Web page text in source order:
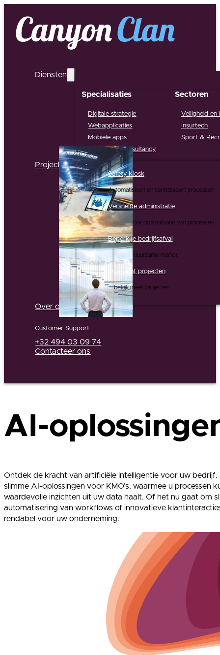
Diensten
Specialisaties
Digitale strategie
Webapplicaties
Mobiele apps
Support & Consultancy
Sectoren
Veiligheid en
Insurtech
Sport &
Projecten
Safety Kiosk
Automatiseert en centraliseert processen
Versnelde administratie
... en dit door optimalisatie van processen
Beperk je bedrijfsafval
... op een duurzame manier
Overzicht projecten
... bekijk meer projecten
Over onsPartnersJobsBlog
Customer Support
+32 494 03 09 74
Contacteer ons
AI-
Ontdek de kracht van artificiële intelligentie voor uw bedrijf.
slimme AI-oplossingen voor KMO’s, waarmee u processen
waardevolle inzichten uit uw data haalt. Of het nu gaat om
automatisering van workflows of innovatieve
rendabel voor uw onderneming.